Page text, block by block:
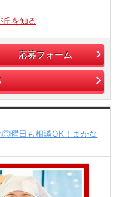
丘を知る
応募フォーム
曜日も相談OK！まかな